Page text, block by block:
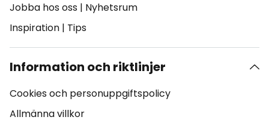
Jobba hos oss | Nyhetsrum
Inspiration | Tips
Information och riktlinjer
Cookies och personuppgiftspolicy
Allmänna villkor